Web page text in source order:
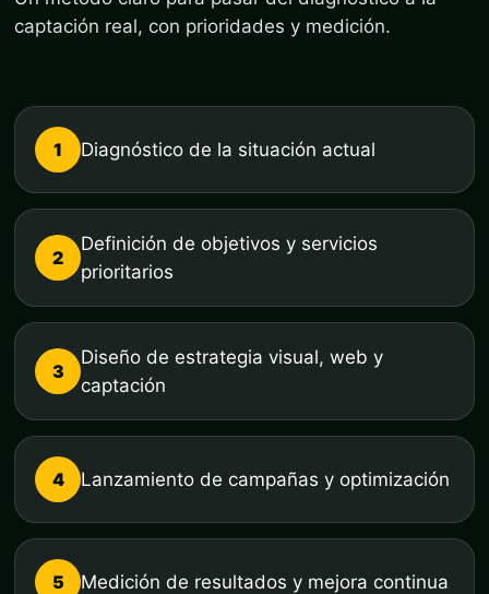
captación real, con prioridades y medición.
1 Diagnóstico de la situación actual
2
Definición de objetivos y servicios
prioritarios
3
Diseño de estrategia visual, web y
captación
4 Lanzamiento de campañas y optimización
5 Medición de resultados y mejora continua